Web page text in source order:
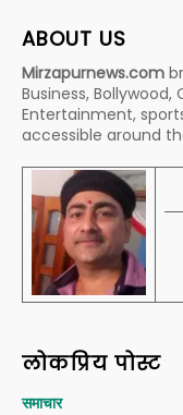
ABOUT US
Mirzapurnews.com
Business,
Entertainment,
accessible around
लोकप्रिय पोस्ट
समाचार